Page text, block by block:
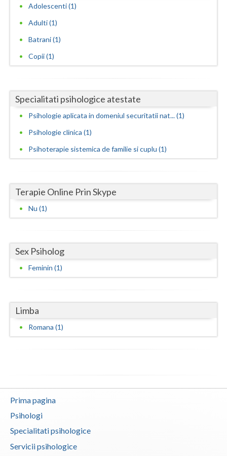
Mehedinti
Mures
Olt
Salaj
Sibiu
Teleorman
Timis
Valcea
Vaslui
Adolescenti (1)
Adulti (1)
Batrani (1)
Copii (1)
Specialitati psihologice atestate
Psihologie aplicata in domeniul securitatii nat... (1)
Psihologie clinica (1)
Psihoterapie sistemica de familie si cuplu (1)
Terapie Online Prin Skype
Nu (1)
Sex Psiholog
Feminin (1)
Limba
Romana (1)
Prima pagina
Psihologi
Specialitati psihologice
Servicii psihologice